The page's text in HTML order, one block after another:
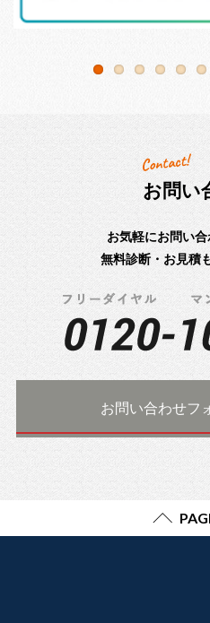
お問い
お気軽にお問い合
無料診断・お見積
お問い合わせフ